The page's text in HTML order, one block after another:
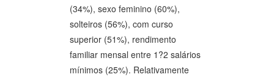
(34%), sexo feminino (60%),
solteiros (56%), com curso
superior (51%), rendimento
familiar mensal entre 1?2 salários
mínimos (25%). Relativamente